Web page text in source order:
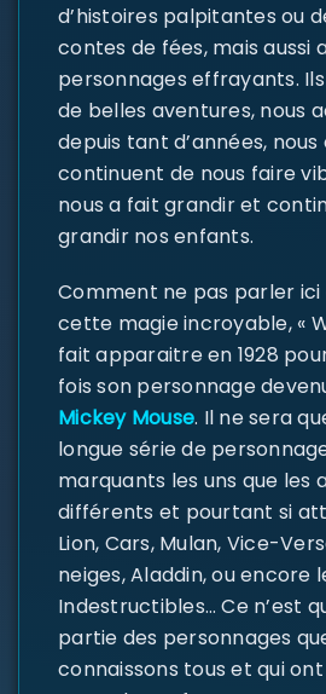
d’histoires palpitantes ou
contes de fées, mais aussi
personnages effrayants.
de belles aventures, nous
depuis tant d’années,
continuent de nous faire
nous a fait grandir et
grandir nos enfants.
Comment ne pas parler
cette magie incroyable, «
fait apparaitre en 1928
fois son personnage
Mickey Mouse. Il ne sera
longue série de
marquants les uns que les
différents et pourtant si
Lion, Cars, Mulan, Vice-
neiges, Aladdin, ou encore
Indestructibles… Ce n’est
partie des personnages
connaissons tous et qui